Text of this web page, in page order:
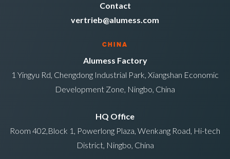
Contact
vertrieb@alumess.com
CHINA
Alumess Factory
1 Yingyu Rd, Chengdong Industrial Park, Xiangshan Economic
Development Zone, Ningbo, China
HQ Office
Room 402,Block 1, Powerlong Plaza, Wenkang Road, Hi-tech
District, Ningbo, China